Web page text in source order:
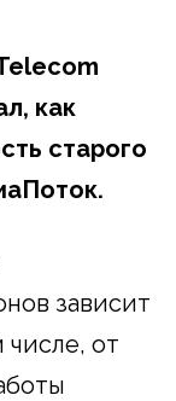
как
старого
зависит
от